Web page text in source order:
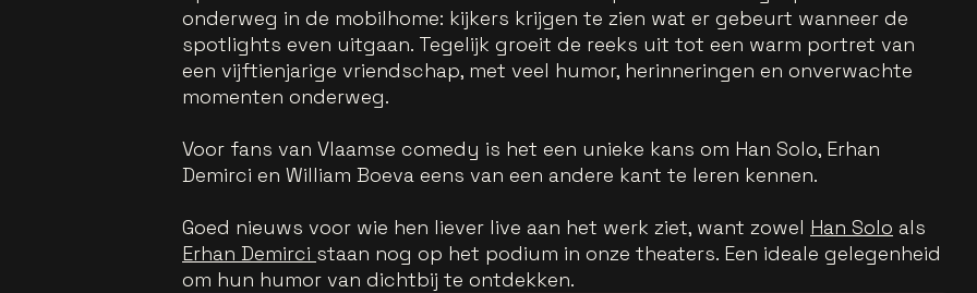
onderweg in de mobilhome: kijkers krijgen te zien wat er gebeurt wanneer de
spotlights even uitgaan. Tegelijk groeit de reeks uit tot een warm portret van
een vijftienjarige vriendschap, met veel humor, herinneringen en onverwachte
momenten onderweg.
Voor fans van Vlaamse comedy is het een unieke kans om Han Solo, Erhan
Demirci en William Boeva eens van een andere kant te leren kennen.
Goed nieuws voor wie hen liever live aan het werk ziet, want zowel Han Solo als
Erhan Demirci staan nog op het podium in onze theaters. Een ideale gelegenheid
om hun humor van dichtbij te ontdekken.